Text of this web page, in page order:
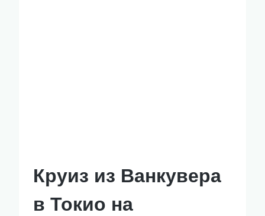
Круиз из Ванкувера
в Токио на